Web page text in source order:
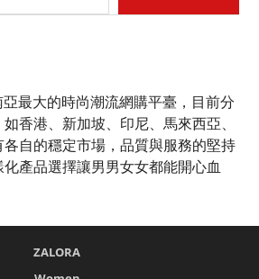
亞最大的時尚潮流網購平臺，目前分
香港、新加坡、印尼、馬來西亞、
自的穩定市場，品質與服務的堅持
產品選擇讓男男女女都能開心血
ZALORA